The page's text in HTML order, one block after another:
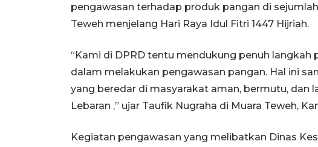
pengawasan terhadap produk pangan di
Teweh menjelang Hari Raya Idul Fitri 1447 Hijriah.
“Kami di DPRD tentu mendukung penuh
dalam melakukan pengawasan pangan. Hal ini
yang beredar di masyarakat aman, bermutu, dan
Lebaran ,” ujar Taufik Nugraha di Muara Teweh,
Kegiatan pengawasan yang melibatkan Dinas